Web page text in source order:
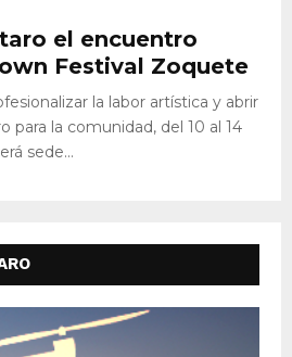
el encuentro
Festival Zoquete
la labor artística y abrir
para la comunidad, del 10 al 14
sede...